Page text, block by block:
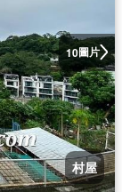
10圖片
村屋